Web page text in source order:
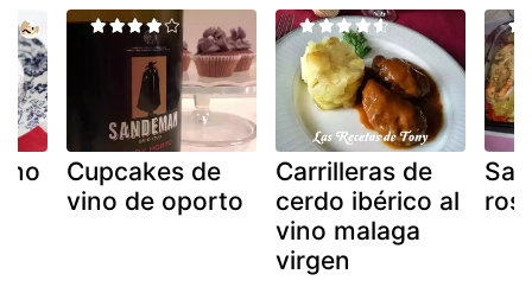
Cupcakes de
vino de oporto
Carrilleras de
cerdo ibérico al
vino malaga
virgen